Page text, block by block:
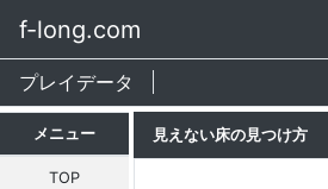
f-long.com
プレイデータ
メニュー
TOP
見えない床の見つけ方